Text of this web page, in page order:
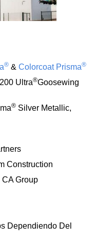
® & Colorcoat Prisma®
Ultra®Goosewing
® Silver Metallic,
Construction
CA Group
Dependiendo Del